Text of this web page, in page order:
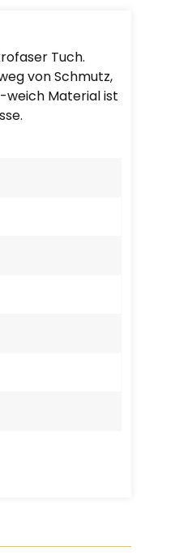
Türkçe
العربية
Tuch.
von Schmutz,
-weich Material ist